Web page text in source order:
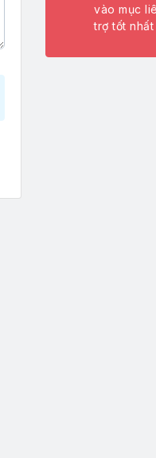
vào mục
trợ tốt nhất